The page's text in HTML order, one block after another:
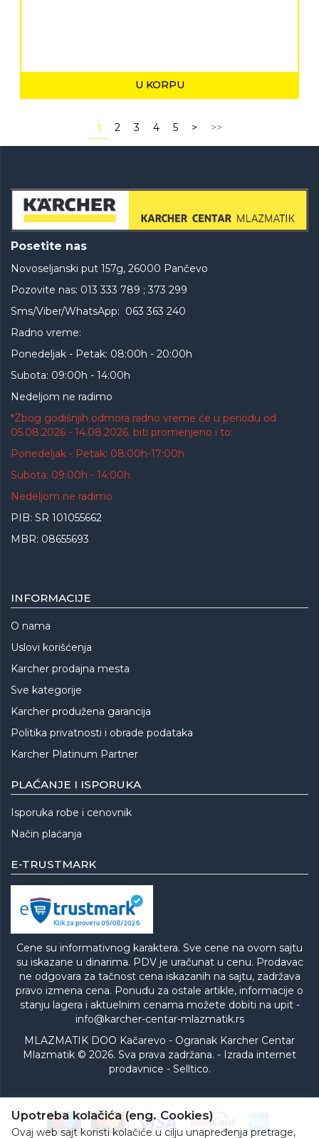
U KORPU
1 2 3 4 5 > >>
Posetite nas
Novoseljanski put 157g, 26000 Pančevo
Pozovite nas: 013 333 789 ; 373 299
Sms/Viber/WhatsApp: 063 363 240
Radno vreme:
Ponedeljak - Petak: 08:00h - 20:00h
Subota: 09:00h - 14:00h
Nedeljom ne radimo
*Zbog godišnjih odmora radno vreme će u periodu od
05.08.2026 - 14.08.2026. biti promenjeno i to:
Ponedeljak - Petak: 08:00h-17:00h
Subota: 09:00h - 14:00h
Nedeljom ne radimo
PIB: SR 101055662
MBR: 08655693
INFORMACIJE
O nama
Uslovi korišćenja
Karcher prodajna mesta
Sve kategorije
Karcher produžena garancija
Politika privatnosti i obrade podataka
Karcher Platinum Partner
PLAĆANJE I ISPORUKA
Isporuka robe i cenovnik
Način plaćanja
E-TRUSTMARK
Cene su informativnog karaktera. Sve cene na ovom sajtu
su iskazane u dinarima. PDV je uračunat u cenu. Prodavac
ne odgovara za tačnost cena iskazanih na sajtu, zadržava
pravo izmena cena. Ponudu za ostale artikle, informacije o
stanju lagera i aktuelnim cenama možete dobiti na upit -
info@karcher-centar-mlazmatik.rs
MLAZMATIK DOO Kačarevo - Ogranak Karcher Centar
Mlazmatik © 2026. Sva prava zadržana. - Izrada internet
prodavnice - Selltico.
Upotreba kolačića (eng. Cookies)
Ovaj web sajt koristi kolačiće u cilju unapređenja pretrage,